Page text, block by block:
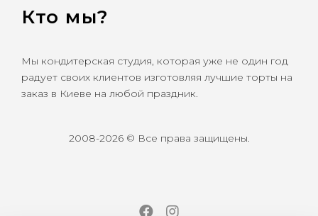
Кто мы?
Мы кондитерская студия, которая уже не один год
радует своих клиентов изготовляя лучшие торты на
заказ в Киеве на любой праздник.
2008-2026 © Все права защищены.
FacebookInstagram